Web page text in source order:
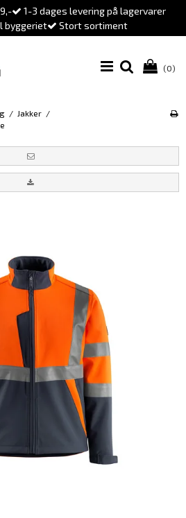
1-3 dages levering på lagervarer
byggeriet
Stort sortiment
(0)
/ Jakker /